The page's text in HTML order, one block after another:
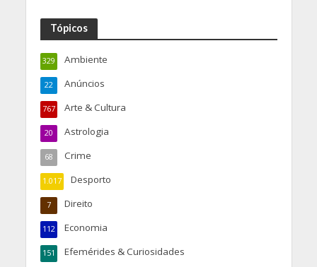
Tópicos
Ambiente
329
Anúncios
22
Arte & Cultura
767
Astrologia
20
Crime
68
Desporto
1.017
Direito
7
Economia
112
Efemérides & Curiosidades
151